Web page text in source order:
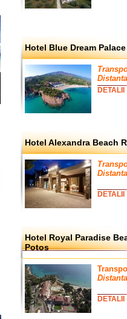
Hotel Blue Dream
DETALII
Hotel Alexandra Beach
DETALII
Hotel Royal Paradise
Potos
DETALII